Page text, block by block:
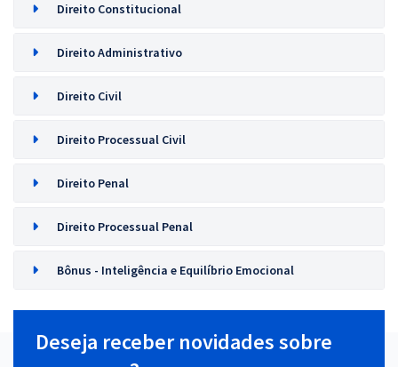
Direito Constitucional
Direito Administrativo
Direito Civil
Direito Processual Civil
Direito Penal
Direito Processual Penal
Bônus - Inteligência e Equilíbrio Emocional
Deseja receber novidades sobre